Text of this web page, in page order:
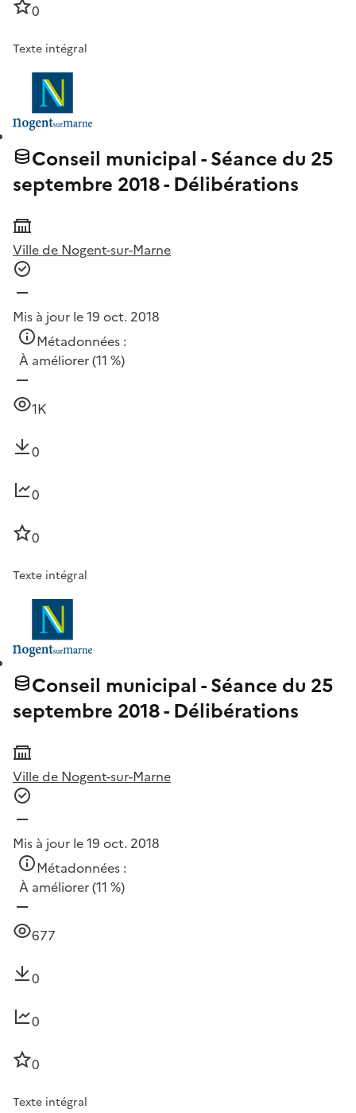
0
Texte intégral
Conseil municipal - Séance du 25
septembre 2018 - Délibérations
Ville de Nogent-sur-Marne
Mis à jour le 19 oct. 2018
Métadonnées :
À améliorer(11 %)
1K
0
0
0
Texte intégral
Conseil municipal - Séance du 25
septembre 2018 - Délibérations
Ville de Nogent-sur-Marne
Mis à jour le 19 oct. 2018
Métadonnées :
À améliorer(11 %)
677
0
0
0
Texte intégral